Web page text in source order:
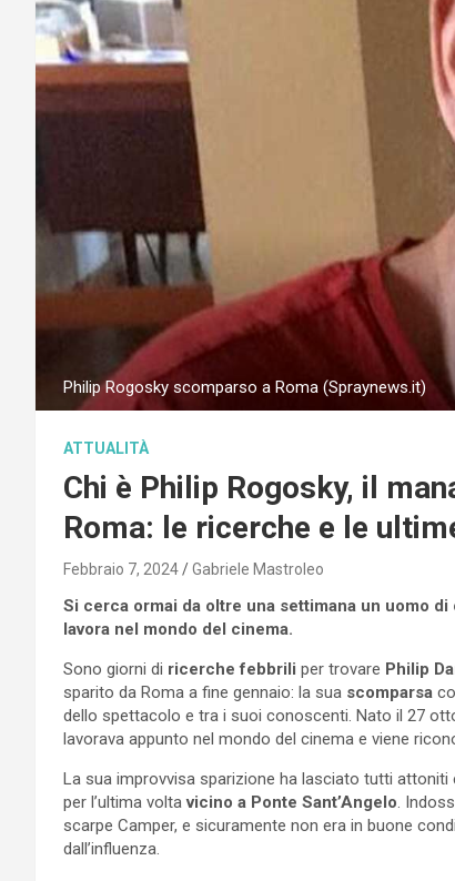
Philip Rogosky scomparso a Roma (Spraynews.it)
ATTUALITÀ
Chi è Philip Rogosky, il
Roma: le ricerche e le
Febbraio 7, 2024 Gabriele Mastroleo
Si cerca ormai da oltre una settimana un uomo
lavora nel mondo del cinema.
Sono giorni di ricerche febbrili per trovare Philip
sparito da Roma a fine gennaio: la sua scomparsa
dello spettacolo e tra i suoi conoscenti. Nato il 27
lavorava appunto nel mondo del cinema e viene
La sua improvvisa sparizione ha lasciato tutti
per l’ultima volta vicino a Ponte Sant’Angelo .
scarpe Camper, e sicuramente non era in buone
dall’influenza.